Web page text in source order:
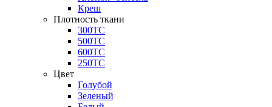
Креш
Плотность ткани
300ТС
500ТС
600ТС
250ТС
Цвет
Голубой
Зеленый